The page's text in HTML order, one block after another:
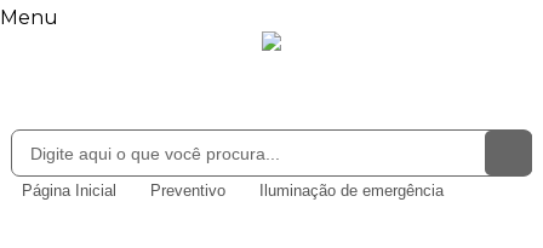
Menu
Página Inicial Preventivo Iluminação de emergência